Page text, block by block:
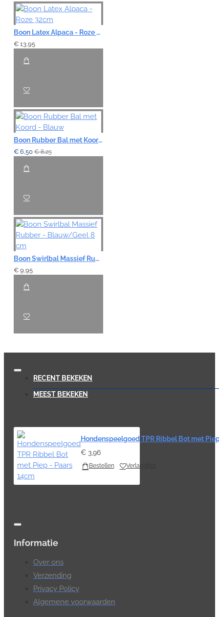
Boon Latex Alpaca - Roze 32cm
€ 13,95
Boon Rubber Bal met Koord - Blauw
€ 6,50 € 8,25
Boon Swirlbal Massief Rubber - Blauw/Geel 8 cm
€ 9,95
RECENT BEKEKEN
MEEST BEKEKEN
Hondenspeelgoed TPR Ribbel Bot met
€ 3,96
Bestellen Verlanglijst
Informatie
Over ons
Verzending
Privacy Policy
Algemene voorwaarden